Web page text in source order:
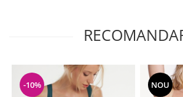
-10% NOU